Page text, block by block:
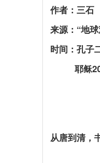
作者：三石
来源：“地
时间：孔子
耶稣
从唐到清，